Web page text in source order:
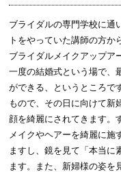
ブライダルの専門学校に通
トをやっていた講師の方か
ブライダルメイクアップア
一度の結婚式という場で、
ができる、というところで
もので、その日に向けて新
顔を綺麗にされてきます。
メイクやヘアーを綺麗に施
ますし、鏡を見て「本当に
ます。また、新婦様の姿を